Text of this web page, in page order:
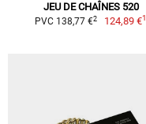
JEU DE CHAÎNES 520
PVC 138,77 €2 124,89 €1